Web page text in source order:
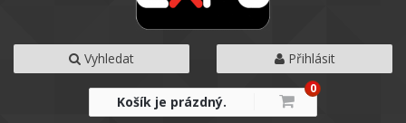
Vyhledat Přihlásit
Košík je prázdný.
0